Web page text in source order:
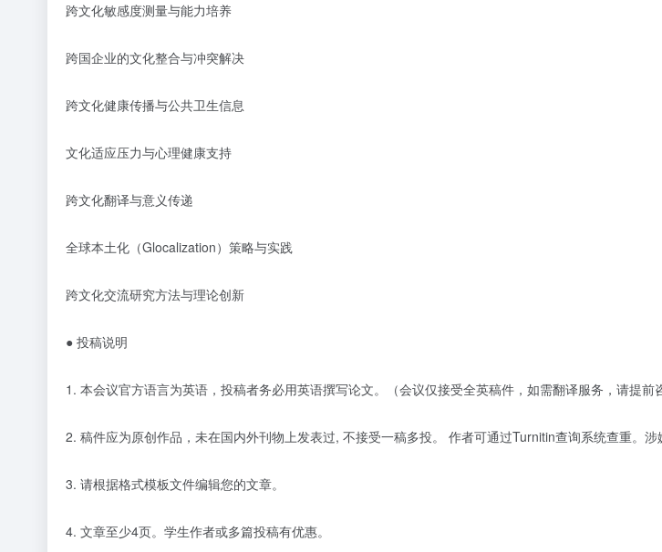
跨文化敏感度测量与能力培养
跨国企业的文化整合与冲突解决
跨文化健康传播与公共卫生信息
文化适应压力与心理健康支持
跨文化翻译与意义传递
全球本土化（Glocalization）策略与实践
跨文化交流研究方法与理论创新
● 投稿说明
1. 本会议官方语言为英语，投稿者务必用英语撰写论文。（会议仅接受全英稿件，如需翻译服务，请提前
2. 稿件应为原创作品，未在国内外刊物上发表过, 不接受一稿多投。 作者可通过Turnitin查询系统查重。涉
3. 请根据格式模板文件编辑您的文章。
4. 文章至少4页。学生作者或多篇投稿有优惠。